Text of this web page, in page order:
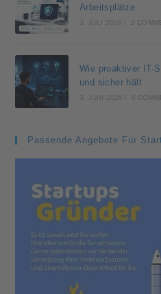
Arbeitsplätze
3. JULI 2026 2
Wie proaktiver IT-
und sicher hält
3. JUNI 2026 0
Passende Angebote Für